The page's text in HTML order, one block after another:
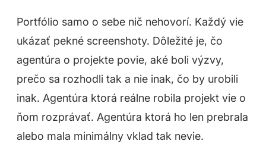
Portfólio samo o sebe nič nehovorí. Každý vie
ukázať pekné screenshoty. Dôležité je, čo
agentúra o projekte povie, aké boli výzvy,
prečo sa rozhodli tak a nie inak, čo by urobili
inak. Agentúra ktorá reálne robila projekt vie o
ňom rozprávať. Agentúra ktorá ho len prebrala
alebo mala minimálny vklad tak nevie.